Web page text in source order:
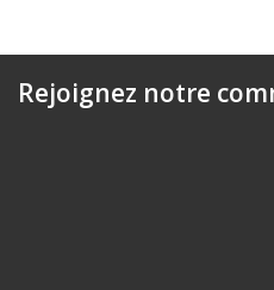
Rejoignez notre